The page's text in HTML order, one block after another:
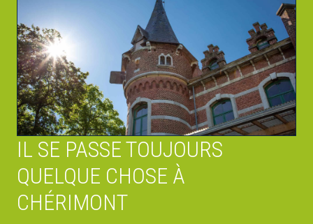
IL SE PASSE TOUJOURS
QUELQUE CHOSE À
CHÉRIMONT